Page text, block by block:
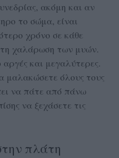
ακόμη και αν
το σώμα, είναι
χρόνο σε κάθε
τη χαλάρωση των μυών.
αργές και μεγαλύτερες.
μαλακώσετε όλους τους
να πάτε από πάνω
να ξεχάσετε τις
πλάτη